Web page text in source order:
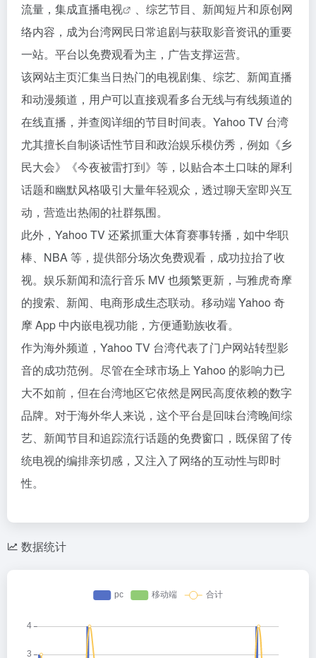
流量，集成直播电视
、综艺节目、新闻短片和原创网
络内容，成为台湾网民日常追剧与获取影音资讯的重要
一站。平台以免费观看为主，广告支撑运营。
该网站主页汇集当日热门的电视剧集、综艺、新闻直播
和动漫频道，用户可以直接观看多台无线与有线频道的
在线直播，并查阅详细的节目时间表。Yahoo TV 台湾
尤其擅长自制谈话性节目和政治娱乐模仿秀，例如《乡
民大会》《今夜被雷打到》等，以贴合本土口味的犀利
话题和幽默风格吸引大量年轻观众，透过聊天室即兴互
动，营造出热闹的社群氛围。
此外，Yahoo TV 还紧抓重大体育赛事转播，如中华职
棒、NBA 等，提供部分场次免费观看，成功拉抬了收
视。娱乐新闻和流行音乐 MV 也频繁更新，与雅虎奇摩
的搜索、新闻、电商形成生态联动。移动端 Yahoo 奇
摩 App 中内嵌电视功能，方便通勤族收看。
作为海外频道，Yahoo TV 台湾代表了门户网站转型影
音的成功范例。尽管在全球市场上 Yahoo 的影响力已
大不如前，但在台湾地区它依然是网民高度依赖的数字
品牌。对于海外华人来说，这个平台是回味台湾晚间综
艺、新闻节目和追踪流行话题的免费窗口，既保留了传
统电视的编排亲切感，又注入了网络的互动性与即时
性。
数据统计